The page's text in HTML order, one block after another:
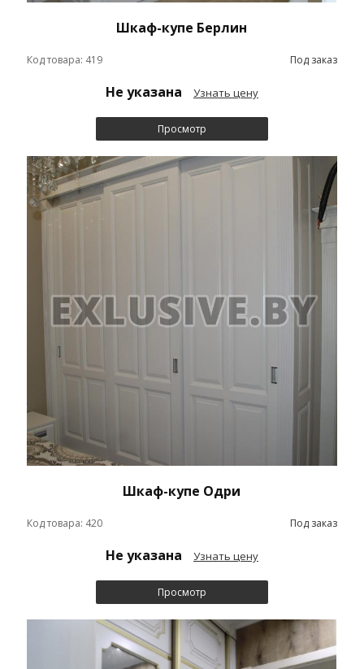
Шкаф-купе Берлин
Код товара: 419 Под заказ
Не указана Узнать цену
Просмотр
Шкаф-купе Одри
Код товара: 420 Под заказ
Не указана Узнать цену
Просмотр